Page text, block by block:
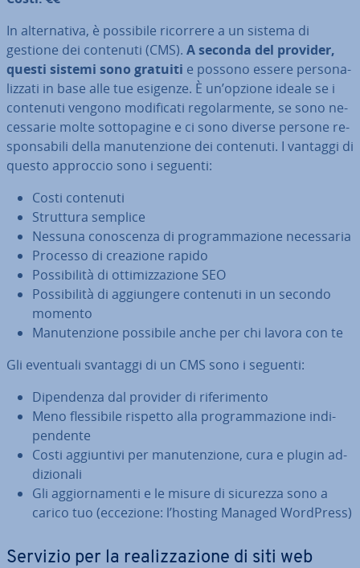
In al­ter­na­ti­va, è possibile ricorrere a un sistema di
gestione dei contenuti (CMS). A seconda del provider,
questi sistemi sono gratuiti e possono essere per­so­na­
liz­za­ti in base alle tue esigenze. È un’opzione ideale se i
contenuti vengono mo­di­fi­ca­ti re­go­lar­men­te, se sono ne­
ces­sa­rie molte sot­to­pa­gi­ne e ci sono diverse persone re­
spon­sa­bi­li della ma­nu­ten­zio­ne dei contenuti. I vantaggi di
questo approccio sono i seguenti:
Costi contenuti
Struttura semplice
Nessuna co­no­scen­za di pro­gram­ma­zio­ne ne­ces­sa­ria
Processo di creazione rapido
Pos­si­bi­li­tà di ot­ti­miz­za­zio­ne SEO
Pos­si­bi­li­tà di ag­giun­ge­re contenuti in un secondo
momento
Ma­nu­ten­zio­ne possibile anche per chi lavora con te
Gli eventuali svantaggi di un CMS sono i seguenti:
Di­pen­den­za dal provider di ri­fe­ri­men­to
Meno fles­si­bi­le rispetto alla pro­gram­ma­zio­ne in­di­
pen­den­te
Costi ag­giun­ti­vi per ma­nu­ten­zio­ne, cura e plugin ad­
di­zio­na­li
Gli ag­gior­na­men­ti e le misure di sicurezza sono a
carico tuo (eccezione: l’hosting Managed WordPress)
Servizio per la rea­liz­za­zio­ne di siti web